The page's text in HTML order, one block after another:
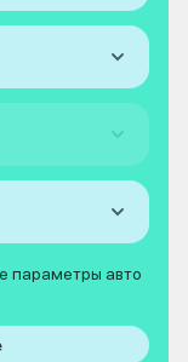
параметры авто